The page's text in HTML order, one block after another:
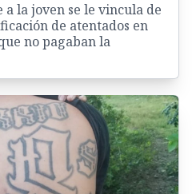
la joven se le vincula de
de atentados en
no pagaban la